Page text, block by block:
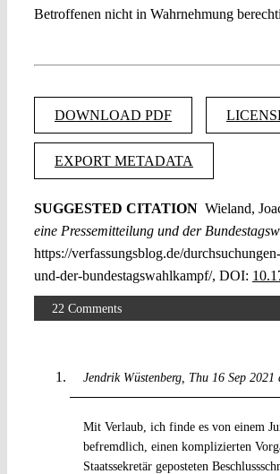
Betroffenen nicht in Wahrnehmung
DOWNLOAD PDF
EXPORT METADATA
SUGGESTED CITATION Wieland,
eine Pressemitteilung und der
https://verfassungsblog.de/
und-der-bundestagswahlkampf/, DOI:
22 Comments
Jendrik Wüstenberg Thu 16 Sep 2021
Mit Verlaub, ich finde es von einem
befremdlich, einen komplizierten
Staatssekretär geposteten